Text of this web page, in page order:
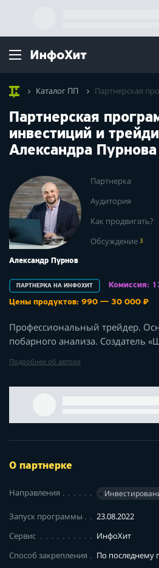
Каталог ПП Партнерская
Партнерская
инвестиций и
Александра Пурнова
Александр Пурнов
Партнерка
Аудитория
Как продвигать?
Обсуждение3
ПАРТНЕРКА НА ИНФОХИТ
Комиссия:
Цены продуктов: 990 — 30 000 ₽
Профессиональный трейдер.
побарного анализа. Создатель
Подробнее об авторе
О партнерке
Направления
Запуск программы
23.08.2022
Сервис
ИнфоХит
Способ закрепления
По последнему